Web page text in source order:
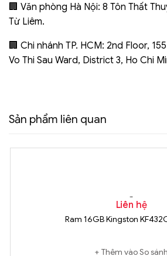
🏢 Văn phòng Hà Nội: 8 Tôn Thất
Từ Liêm.
🏢 Chi nhánh TP. HCM: 2nd Floor,
Vo Thi Sau Ward, District 3, Ho Chi
Sản phẩm liên quan
Liên hệ
Ram 16GB Kingston
Thêm vào So sánh